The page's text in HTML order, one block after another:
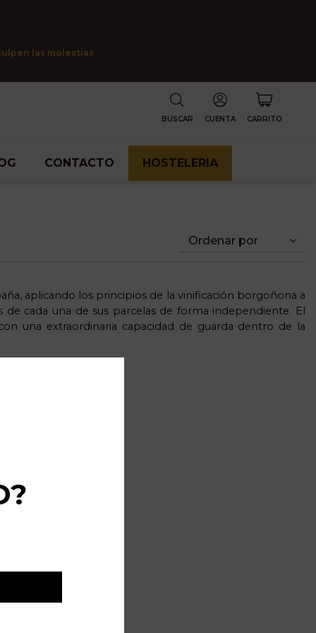
las molestias
BUSCAR CUENTA CARRITO
CONTACTO HOSTELERIA
aplicando los principios de la vinificación borgoñona a
cada una de sus parcelas de forma independiente. El
una extraordinaria capacidad de guarda dentro de la
Ordenar por